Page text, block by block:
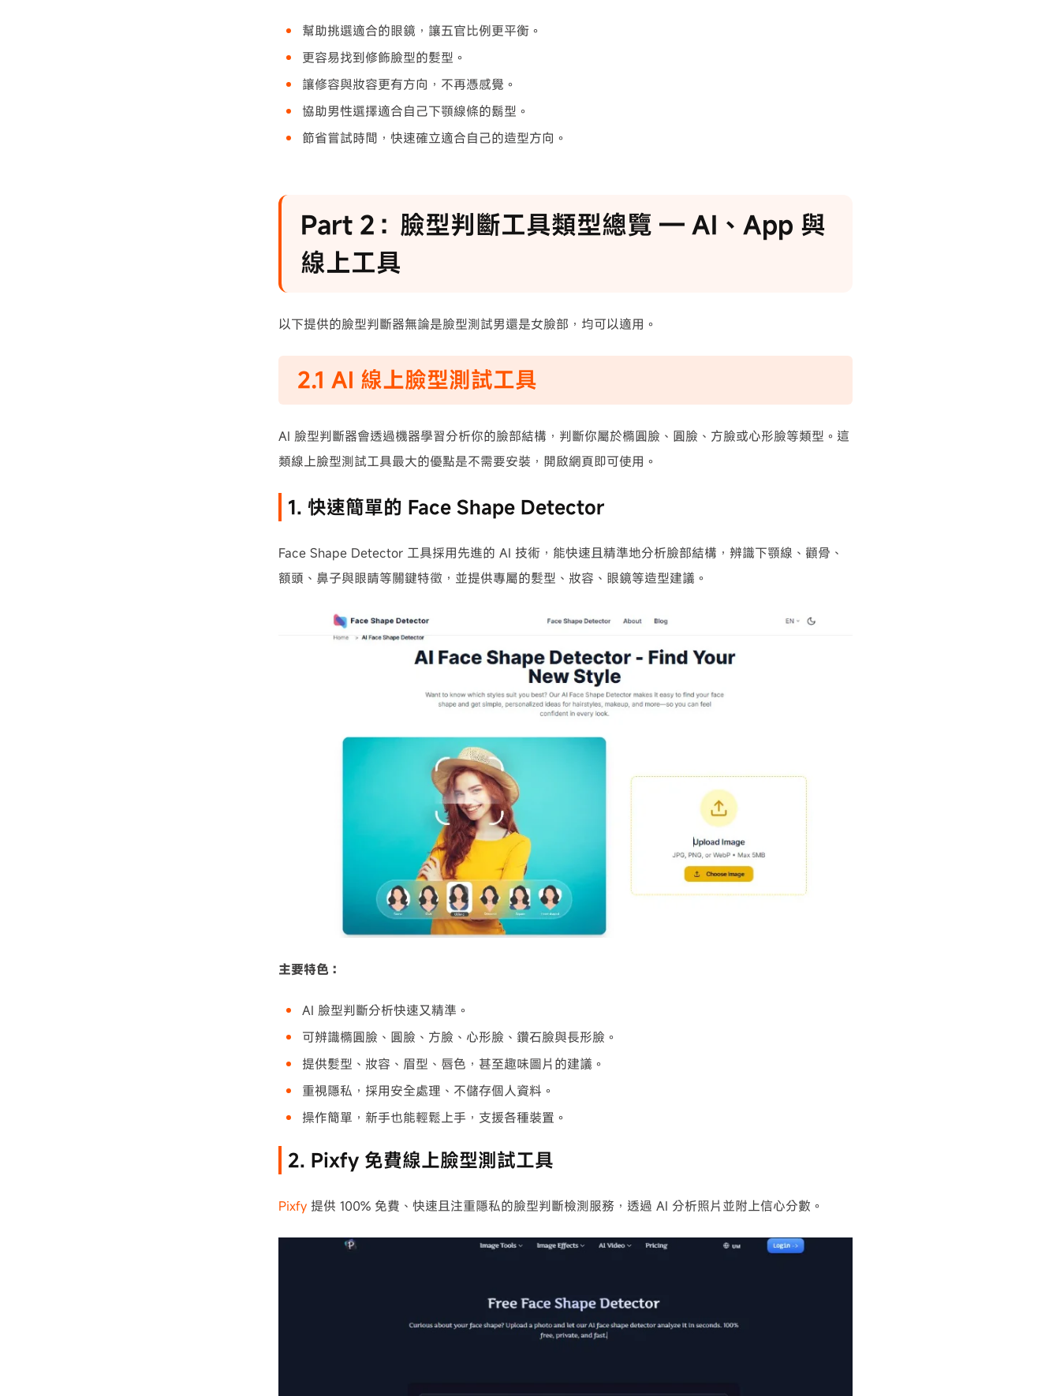
幫助挑選適合的眼鏡，讓五官比例更平衡。
更容易找到修飾臉型的髮型。
讓修容與妝容更有方向，不再憑感覺。
協助男性選擇適合自己下顎線條的鬍型。
節省嘗試時間，快速確立適合自己的造型方向。
Part 2：臉型判斷工具類型總覽 — AI、App 與
線上工具
以下提供的臉型判斷器無論是臉型測試男還是女臉部，均可以適用。
2.1 AI 線上臉型測試工具
AI 臉型判斷器會透過機器學習分析你的臉部結構，判斷你屬於橢圓臉、圓臉、方臉或心形臉等類型。這
類線上臉型測試工具最大的優點是不需要安裝，開啟網頁即可使用。
1. 快速簡單的 Face Shape Detector
Face Shape Detector 工具採用先進的 AI 技術，能快速且精準地分析臉部結構，辨識下顎線、顴骨、
額頭、鼻子與眼睛等關鍵特徵，並提供專屬的髮型、妝容、眼鏡等造型建議。
主要特色：
AI 臉型判斷分析快速又精準。
可辨識橢圓臉、圓臉、方臉、心形臉、鑽石臉與長形臉。
提供髮型、妝容、眉型、唇色，甚至趣味圖片的建議。
重視隱私，採用安全處理、不儲存個人資料。
操作簡單，新手也能輕鬆上手，支援各種裝置。
2. Pixfy 免費線上臉型測試工具
Pixfy 提供 100% 免費、快速且注重隱私的臉型判斷檢測服務，透過 AI 分析照片並附上信心分數。